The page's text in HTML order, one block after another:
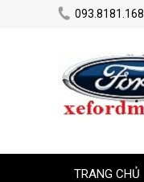
093.8181.168
TRANG CHỦ